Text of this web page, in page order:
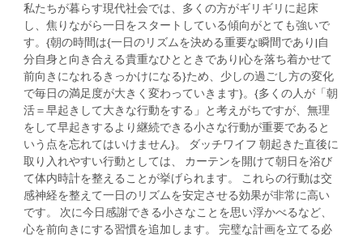
私たちが暮らす現代社会では、多くの方がギリギリに起床
し、焦りながら一日をスタートしている傾向がとても強いで
す。{朝の時間は{一日のリズムを決める重要な瞬間であり|自
分自身と向き合える貴重なひとときであり|心を落ち着かせて
前向きになれるきっかけになる}ため、少しの過ごし方の変化
で毎日の満足度が大きく変わっていきます}。{多くの人が「朝
活＝早起きして大きな行動をする」と考えがちですが、無理
をして早起きするより継続できる小さな行動が重要であると
いう点を忘れてはいけません}。 ダッチワイフ 朝起きた直後に
取り入れやすい行動としては、 カーテンを開けて朝日を浴び
て体内時計を整えることが挙げられます。 これらの行動は交
感神経を整えて一日のリズムを安定させる効果が非常に高い
です。 次に今日感謝できる小さなことを思い浮かべるなど、
心を前向きにする習慣を追加します。 完璧な計画を立てる必